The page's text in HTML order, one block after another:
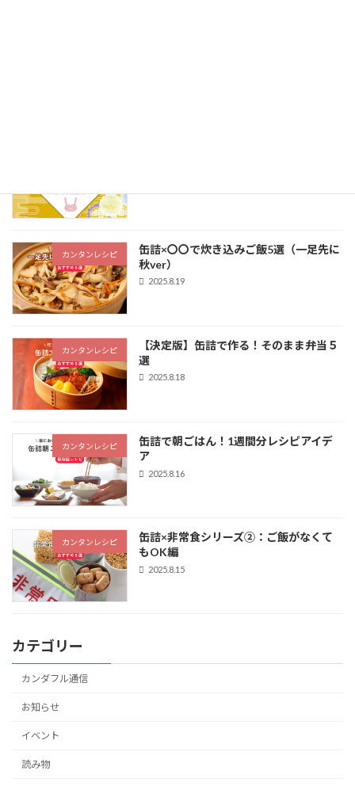
カンタンレシピ
缶詰×〇〇で炊き込みご飯5選（一足先に
秋ver）
2025.8.19
カンタンレシピ
【決定版】缶詰で作る！そのまま弁当５
選
2025.8.18
カンタンレシピ
缶詰で朝ごはん！1週間分レシピアイデ
ア
2025.8.16
カンタンレシピ
缶詰×非常食シリーズ②：ご飯がなくて
もOK編
2025.8.15
カテゴリー
カンダフル通信
お知らせ
イベント
読み物